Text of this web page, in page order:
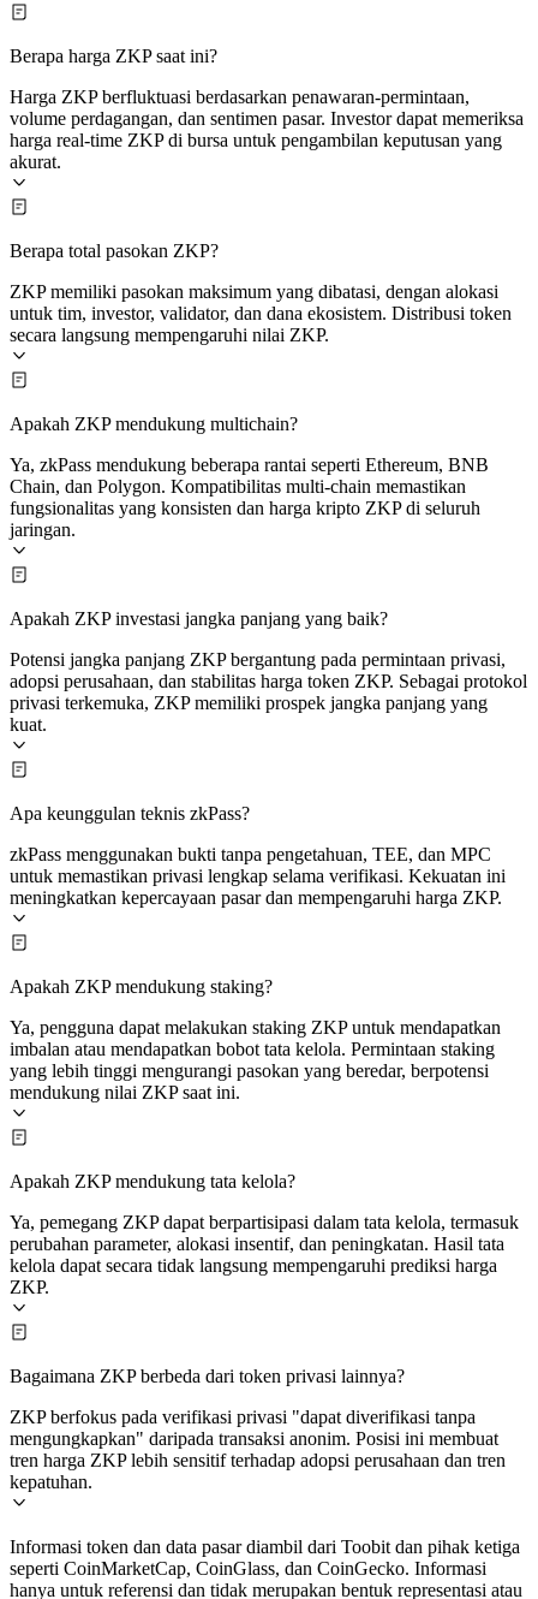
Berapa harga ZKP saat ini?
Harga ZKP berfluktuasi berdasarkan penawaran-permintaan,
volume perdagangan, dan sentimen pasar. Investor dapat memeriksa
harga real-time ZKP di bursa untuk pengambilan keputusan yang
akurat.
Berapa total pasokan ZKP?
ZKP memiliki pasokan maksimum yang dibatasi, dengan alokasi
untuk tim, investor, validator, dan dana ekosistem. Distribusi token
secara langsung mempengaruhi nilai ZKP.
Apakah ZKP mendukung multichain?
Ya, zkPass mendukung beberapa rantai seperti Ethereum, BNB
Chain, dan Polygon. Kompatibilitas multi-chain memastikan
fungsionalitas yang konsisten dan harga kripto ZKP di seluruh
jaringan.
Apakah ZKP investasi jangka panjang yang baik?
Potensi jangka panjang ZKP bergantung pada permintaan privasi,
adopsi perusahaan, dan stabilitas harga token ZKP. Sebagai protokol
privasi terkemuka, ZKP memiliki prospek jangka panjang yang
kuat.
Apa keunggulan teknis zkPass?
zkPass menggunakan bukti tanpa pengetahuan, TEE, dan MPC
untuk memastikan privasi lengkap selama verifikasi. Kekuatan ini
meningkatkan kepercayaan pasar dan mempengaruhi harga ZKP.
Apakah ZKP mendukung staking?
Ya, pengguna dapat melakukan staking ZKP untuk mendapatkan
imbalan atau mendapatkan bobot tata kelola. Permintaan staking
yang lebih tinggi mengurangi pasokan yang beredar, berpotensi
mendukung nilai ZKP saat ini.
Apakah ZKP mendukung tata kelola?
Ya, pemegang ZKP dapat berpartisipasi dalam tata kelola, termasuk
perubahan parameter, alokasi insentif, dan peningkatan. Hasil tata
kelola dapat secara tidak langsung mempengaruhi prediksi harga
ZKP.
Bagaimana ZKP berbeda dari token privasi lainnya?
ZKP berfokus pada verifikasi privasi "dapat diverifikasi tanpa
mengungkapkan" daripada transaksi anonim. Posisi ini membuat
tren harga ZKP lebih sensitif terhadap adopsi perusahaan dan tren
kepatuhan.
Informasi token dan data pasar diambil dari Toobit dan pihak ketiga
seperti CoinMarketCap, CoinGlass, dan CoinGecko. Informasi
hanya untuk referensi dan tidak merupakan bentuk representasi atau